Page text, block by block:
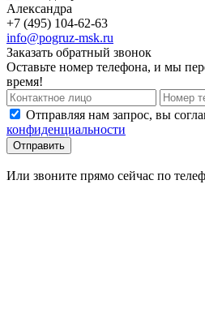
Александра
+7 (495) 104-62-63
info@pogruz-msk.ru
Заказать обратный звонок
Оставьте номер телефона, и мы
время!
Отправляя нам запрос, вы
конфиденциальности
Отправить
Или звоните прямо сейчас по